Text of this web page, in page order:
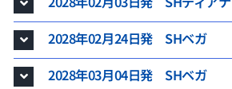
2028年02月24日発 SHベガ
2028年03月04日発 SHベガ